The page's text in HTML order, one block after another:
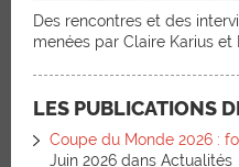
Des rencontres et des
menées par Claire Karius et
LES PUBLICATIONS
Coupe du Monde 2026 :
Juin 2026 dans Actualités